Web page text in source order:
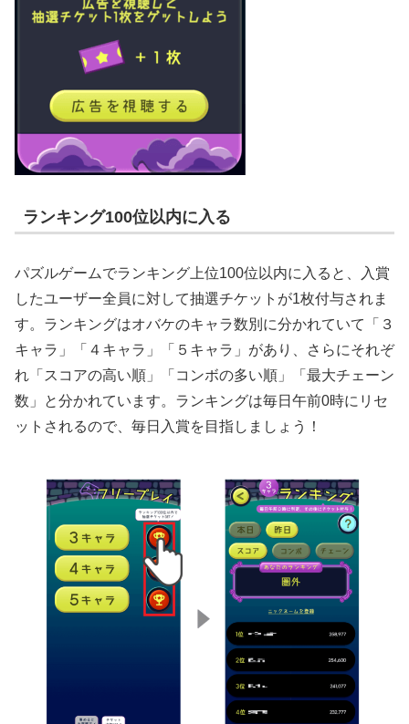
ランキング100位以内に入る
パズルゲームでランキング上位100位以内に入ると、入賞
したユーザー全員に対して抽選チケットが1枚付与されま
す。ランキングはオバケのキャラ数別に分かれていて「３
キャラ」「４キャラ」「５キャラ」があり、さらにそれぞ
れ「スコアの高い順」「コンボの多い順」「最大チェーン
数」と分かれています。ランキングは毎日午前0時にリセ
ットされるので、毎日入賞を目指しましょう！